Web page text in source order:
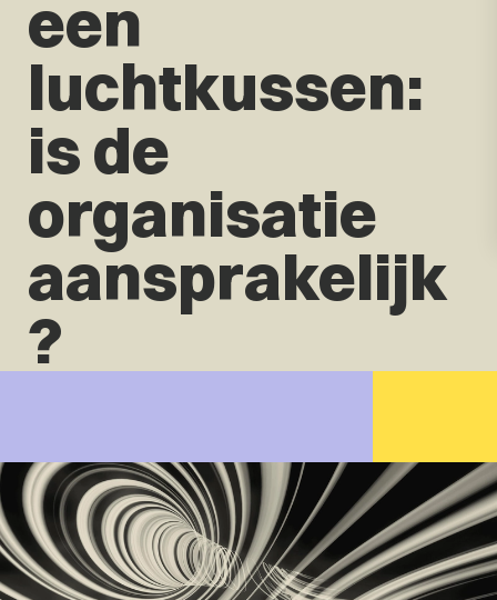
een
luchtkussen:
is de
organisatie
aansprakelijk
?